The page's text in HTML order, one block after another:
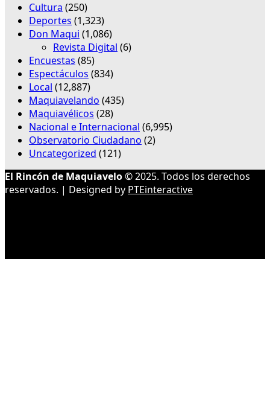
Cultura (250)
Deportes (1,323)
Don Maqui (1,086)
Revista Digital (6)
Encuestas (85)
Espectáculos (834)
Local (12,887)
Maquiavelando (435)
Maquiavélicos (28)
Nacional e Internacional (6,995)
Observatorio Ciudadano (2)
Uncategorized (121)
El Rincón de Maquiavelo© 2025. Todos los derechos
reservados. | Designed by PTEinteractive